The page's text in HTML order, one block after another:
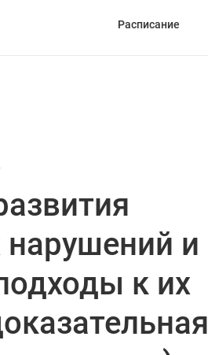
Расписание
нарушений и
к их